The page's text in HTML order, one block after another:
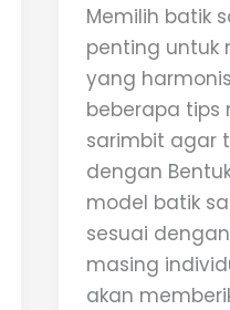
Memilih batik
penting untuk
yang
beberapa tips
sarimbit agar
dengan
model batik
sesuai
masing
akan